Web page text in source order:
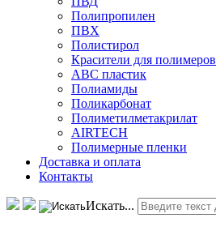
Полипропилен
ПВХ
Полистирол
Красители для полимеров
АВС пластик
Полиамиды
Поликарбонат
Полиметилметакрилат
AIRTECH
Полимерные пленки
Доставка и оплата
Контакты
Искать...